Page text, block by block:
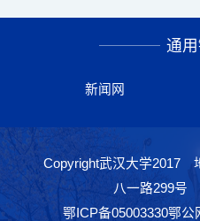
通
新闻网
Copyright武汉大学2017
八一路299号
鄂ICP备05003330鄂公